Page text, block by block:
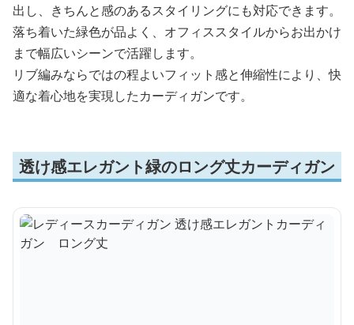
出し、きちんと感のあるスタイリングにも対応できます。
落ち着いた緑色が品よく、オフィススタイルからお出かけ
まで幅広いシーンで活躍します。
リブ編みならではの程よいフィット感と伸縮性により、快
適な着心地を実現したカーディガンです。
透け感エレガント緑のロング丈カーディガン